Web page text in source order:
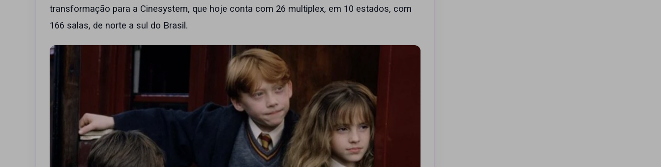
transformação para a Cinesystem, que hoje conta com 26 multiplex, em 10 estados, com
166 salas, de norte a sul do Brasil.